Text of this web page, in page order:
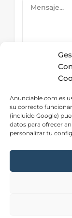
Anunciable.com.es
su correcto
(incluido Google)
datos para ofrecer
personalizar tu
Directorio